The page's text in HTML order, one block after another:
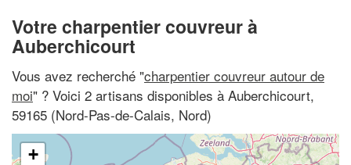
Votre charpentier couvreur à
Auberchicourt
Vous avez recherché "charpentier couvreur autour de
moi" ? Voici 2 artisans disponibles à Auberchicourt,
59165 (Nord-Pas-de-Calais, Nord)
+